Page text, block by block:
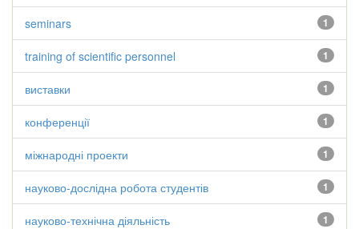
1
seminars
1
training of scientific personnel
1
виставки
1
конференції
1
міжнародні проекти
1
науково-дослідна робота студентів
1
науково-технічна діяльність